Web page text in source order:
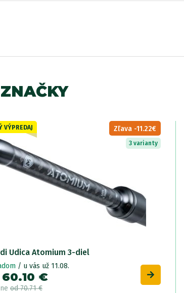
VÝPREDAJ Zľava -11.22€
3 varianty
Udica Atomium 3-diel
/ u vás už 11.08.
60.10 €
od 70.71 €